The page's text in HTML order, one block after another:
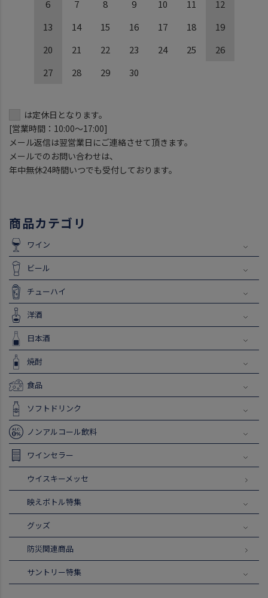
6 7 8 9 10 11
12
13
14 15 16 17 18
19
20
21 22 23 24 25
26
27
28 29 30
は定休日となります。
[営業時間：10:00～17:00]
メール返信は翌営業日にご連絡させて頂きます。
メールでのお問い合わせは、
年中無休24時間いつでも受付しております。
商品カテゴリ
ワイン
ビール
チューハイ
洋酒
日本酒
焼酎
食品
ソフトドリンク
ノンアルコール飲料
ワインセラー
ウイスキーメッセ
映えボトル特集
グッズ
防災関連商品
サントリー特集